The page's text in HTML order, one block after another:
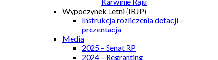
Wypoczynek Letni (IRJP)
Instrukcja rozliczenia dotacji –
prezentacja
Media
2025 – Senat RP
2024 – Regranting